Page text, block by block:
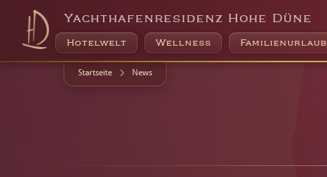
Yachthafenresidenz Hohe Düne
Hotelwelt Wellness Familienurlaub
Startseite News